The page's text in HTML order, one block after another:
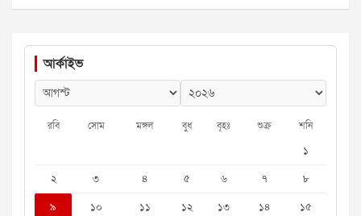
আর্কাইভ
রবি সোম মঙ্গল বুধ বৃহঃ শুক্র শনি
১
২
৩ ৪ ৫ ৬ ৭
৮
৯
১০ ১১ ১২ ১৩ ১৪ ১৫